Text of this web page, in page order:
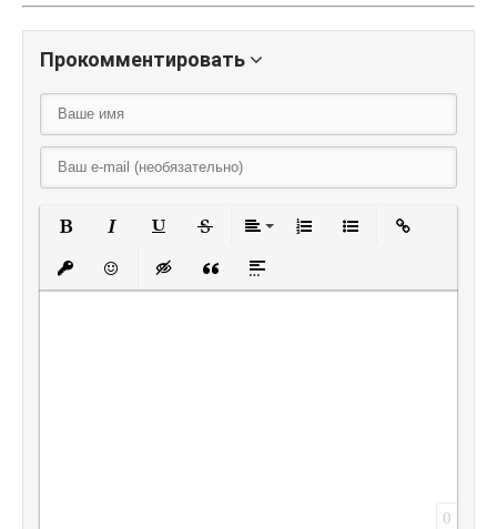
Прокомментировать
Вставить защищенную ссылку
Вставить смайлик
Вставка скрытого текста
Вставка цитаты
Вставка спойлера
0